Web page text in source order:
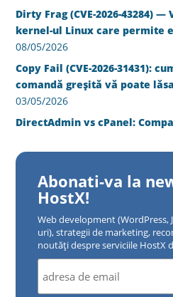
Dirty Frag (CVE-2026-43284)
kernel-ul Linux care permite
08/05/2026
Copy Fail (CVE-2026-31431):
comandă greșită vă poate
03/05/2026
DirectAdmin vs cPanel:
Abonati-va la
HostX!
Web development (WordPress,
uri), strategii de marketing,
noutăți despre serviciile HostX